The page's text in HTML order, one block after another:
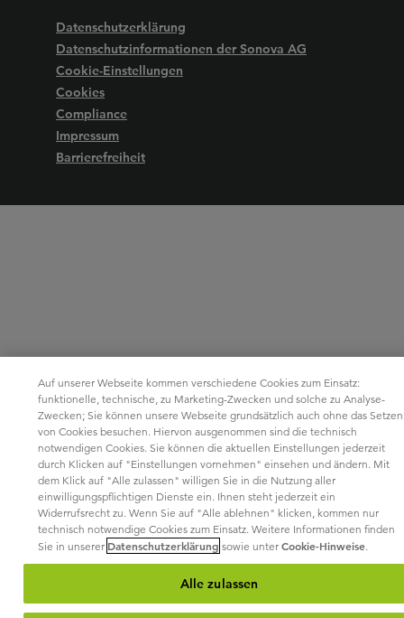
Datenschutzerklärung
Datenschutzinformationen der Sonova AG
Cookie-Einstellungen
Cookies
Compliance
Impressum
Barrierefreiheit
Auf unserer Webseite kommen verschiedene Cookies zum Einsatz:
funktionelle, technische, zu Marketing-Zwecken und solche zu Analyse-
Zwecken; Sie können unsere Webseite grundsätzlich auch ohne das Setzen
von Cookies besuchen. Hiervon ausgenommen sind die technisch
notwendigen Cookies. Sie können die aktuellen Einstellungen jederzeit
durch Klicken auf "Einstellungen vornehmen" einsehen und ändern. Mit
dem Klick auf "Alle zulassen" willigen Sie in die Nutzung aller
einwilligungspflichtigen Dienste ein. Ihnen steht jederzeit ein
Widerrufsrecht zu. Wenn Sie auf "Alle ablehnen" klicken, kommen nur
technisch notwendige Cookies zum Einsatz. Weitere Informationen finden
Sie in unserer Datenschutzerklärung sowie unter Cookie-Hinweise.
Alle zulassen